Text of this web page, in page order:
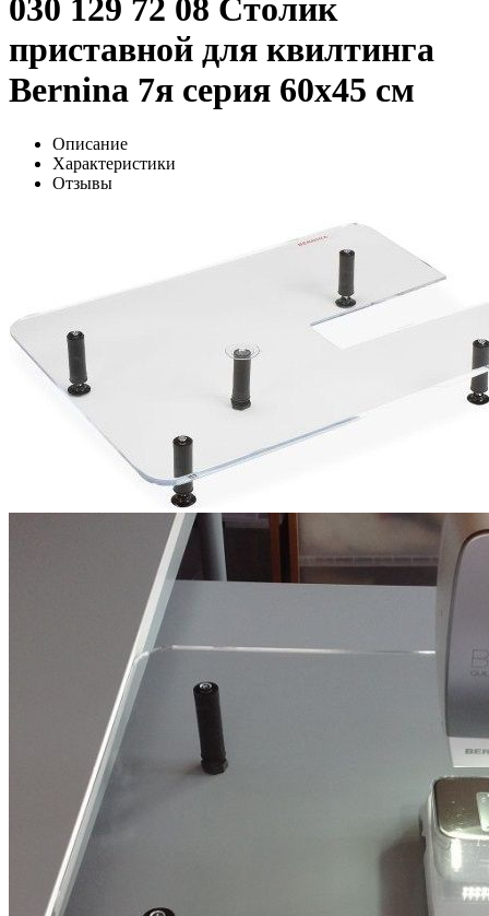
030 129 72 08 Столик
приставной для квилтинга
Bernina 7я серия 60х45 см
Описание
Характеристики
Отзывы